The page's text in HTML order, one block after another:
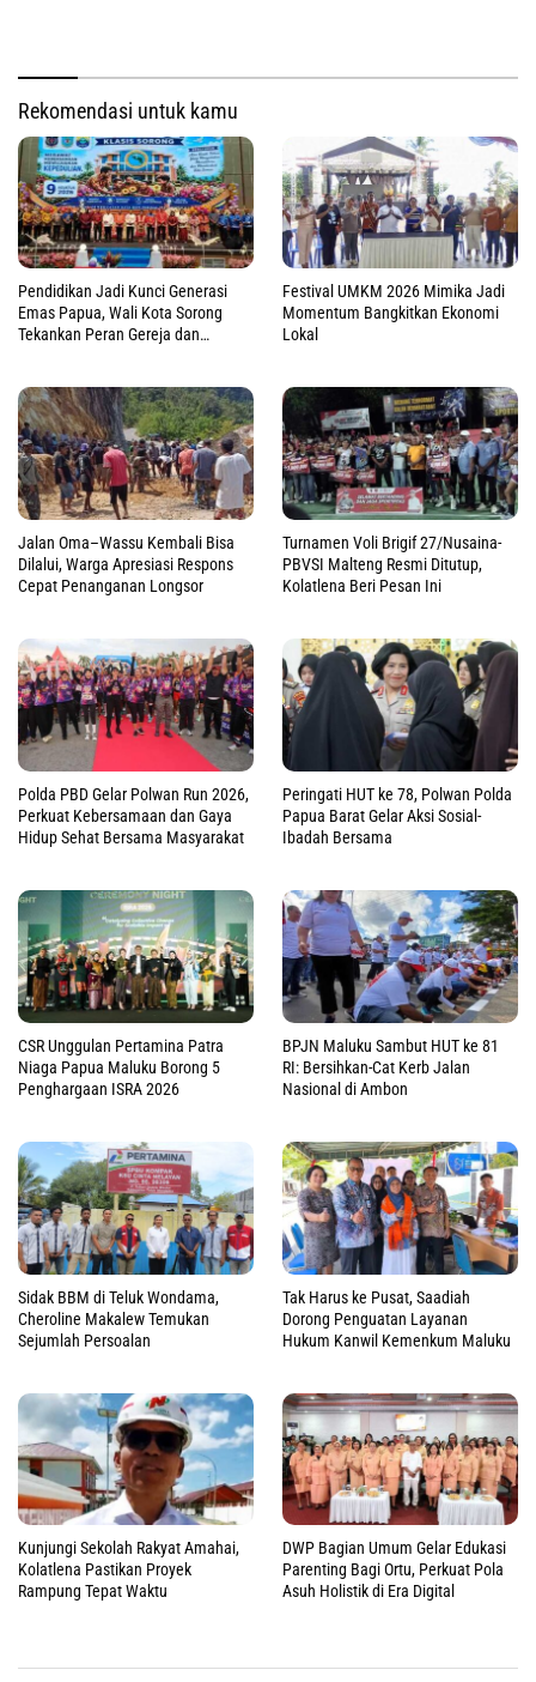
Rekomendasi untuk kamu
Pendidikan Jadi Kunci Generasi
Emas Papua, Wali Kota Sorong
Tekankan Peran Gereja dan
Festival UMKM 2026 Mimika Jadi
Momentum Bangkitkan Ekonomi
Lokal
Jalan Oma–Wassu Kembali Bisa
Dilalui, Warga Apresiasi Respons
Cepat Penanganan Longsor
Turnamen Voli Brigif 27/Nusaina-
PBVSI Malteng Resmi Ditutup,
Kolatlena Beri Pesan Ini
Polda PBD Gelar Polwan Run 2026,
Perkuat Kebersamaan dan Gaya
Hidup Sehat Bersama Masyarakat
Peringati HUT ke 78, Polwan Polda
Papua Barat Gelar Aksi Sosial-
Ibadah Bersama
CSR Unggulan Pertamina Patra
Niaga Papua Maluku Borong 5
Penghargaan ISRA 2026
BPJN Maluku Sambut HUT ke 81
RI: Bersihkan-Cat Kerb Jalan
Nasional di Ambon
Sidak BBM di Teluk Wondama,
Cheroline Makalew Temukan
Sejumlah Persoalan
Tak Harus ke Pusat, Saadiah
Dorong Penguatan Layanan
Hukum Kanwil Kemenkum Maluku
Kunjungi Sekolah Rakyat Amahai,
Kolatlena Pastikan Proyek
Rampung Tepat Waktu
DWP Bagian Umum Gelar Edukasi
Parenting Bagi Ortu, Perkuat Pola
Asuh Holistik di Era Digital